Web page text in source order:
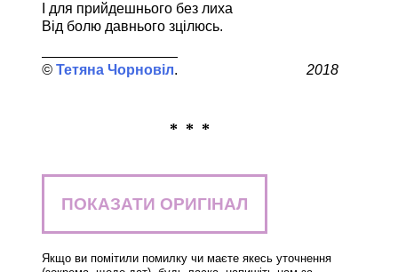
І для прийдешнього без лиха
Від болю давнього зцілюсь.
Тетяна Чорновіл 2018
* * *
ПОКАЗАТИ ОРИГІНАЛ
Якщо ви помітили помилку чи маєте якесь уточнення